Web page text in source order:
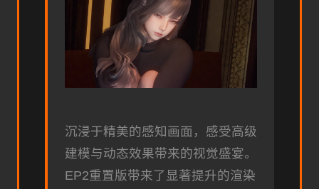
沉浸于精美的感知画面，感受高级
建模与动态效果带来的视觉盛宴。
EP2重置版带来了显著提升的渲染